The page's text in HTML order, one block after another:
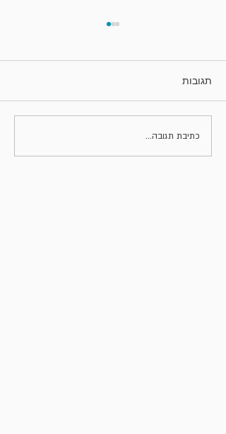
חדלות פירעון, שיקום כלכלי
ומשפט טיפולי
תגובות
כתיבת תגובה...